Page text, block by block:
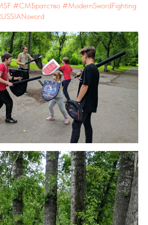
#СМБратство #ModernSwordFighting